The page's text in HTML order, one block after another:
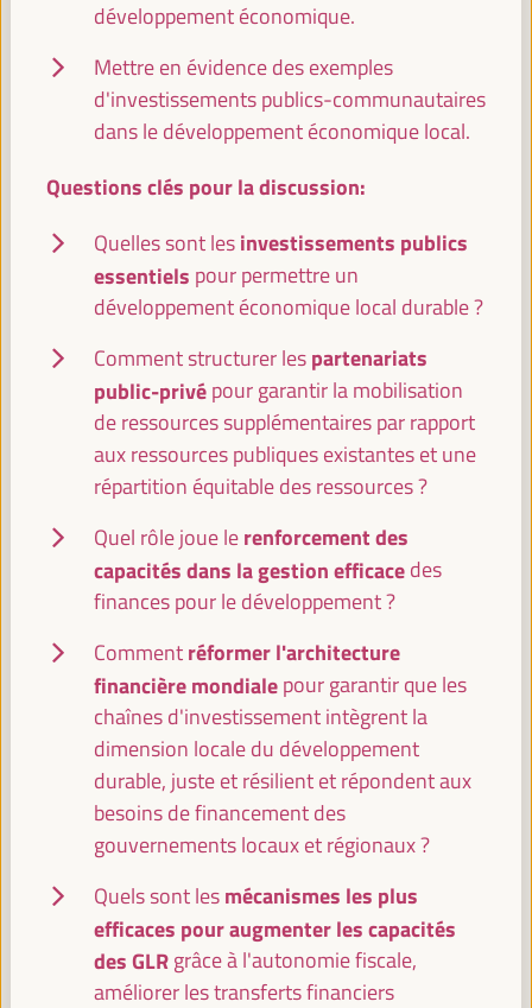
Transition vers la formalité dans le cadre du
développement économique local
Panneau de dialogue
Sala Bruselas -11:3013:00 Axe 1
éthiques et responsables dans l’administration
locale et leurs effets sur l’Économie Sociale et
Solidaire (ESS) du territoire
Panneau de dialogue
Sala Club -11:3013:00 Axe 1
Session conjointe : Université, centres de recherche
et développement local
Événement parallèle
Sala Barcelona -11:30 13:00
Adapter le développement économique local
Sala Varsovia - 13:00
Coopération décentralisée et Agenda 2030 :
Partenariats pour le développement durable
Événement parallèle
Sala TV -11:3013:00
développement économique.
Mettre en évidence des exemples
d'investissements publics-communautaires
dans le développement économique local.
Questions clés pour la discussion:
Quelles sont les investissements publics
essentiels pour permettre un
développement économique local durable ?
Comment structurer les partenariats
public-privé pour garantir la mobilisation
de ressources supplémentaires par rapport
aux ressources publiques existantes et une
répartition équitable des ressources ?
Quel rôle joue le renforcement des
capacités dans la gestion efficace des
finances pour le développement ?
Comment réformer l'architecture
financière mondiale pour garantir que les
chaînes d'investissement intègrent la
dimension locale du développement
durable, juste et résilient et répondent aux
besoins de financement des
gouvernements locaux et régionaux ?
Quels sont les mécanismes les plus
efficaces pour augmenter les capacités
des GLR grâce à l'autonomie fiscale,
améliorer les transferts financiers